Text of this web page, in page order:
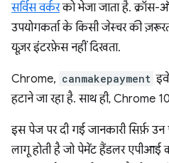
सर्विस वर्करको भेजा जाता है.
उपयोगकर्ता के किसी जेस्चर की
यूज़र इंटरफ़ेस नहीं दिखता.
Chrome, canmakepayment
हटाने जा रहा है. साथ ही, Chrome
इस पेज पर दी गई जानकारी सिर्फ़ उन
लागू होती है जो पेमेंट हैंडलर